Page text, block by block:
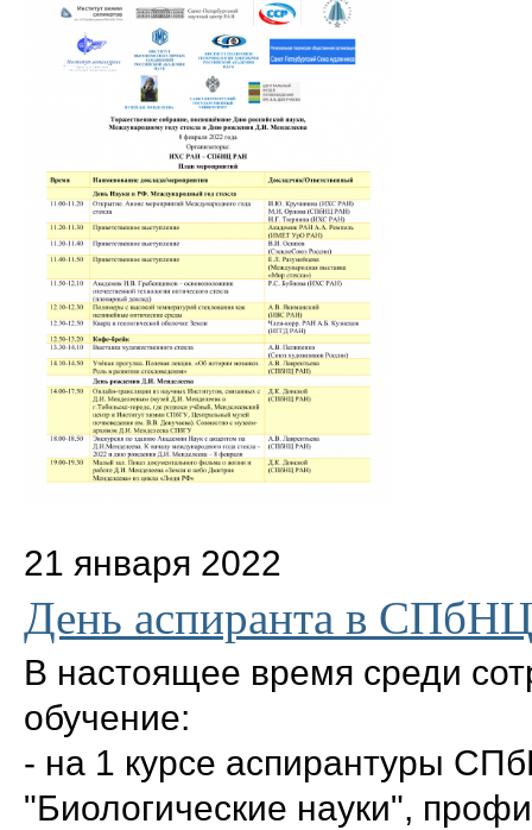
21 января 2022
День аспиранта в
В настоящее время среди
обучение:
- на 1 курсе аспирантуры
"Биологические науки",